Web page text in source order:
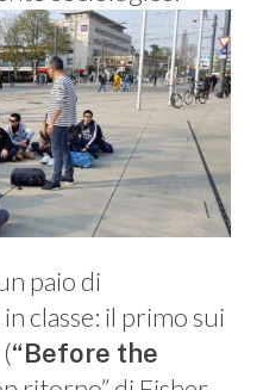
paio di
classe: il primo sui
“Before the